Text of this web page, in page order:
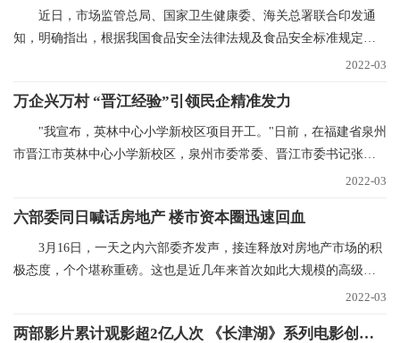
近日，市场监管总局、国家卫生健康委、海关总署联合印发通
知，明确指出，根据我国食品安全法律法规及食品安全标准规定，
2022-03
万企兴万村 “晋江经验”引领民企精准发力
"我宣布，英林中心小学新校区项目开工。"日前，在福建省泉州
市晋江市英林中心小学新校区，泉州市委常委、晋江市委书记张文
2022-03
六部委同日喊话房地产 楼市资本圈迅速回血
3月16日，一天之内六部委齐发声，接连释放对房地产市场的积
极态度，个个堪称重磅。这也是近几年来首次如此大规模的高级别
2022-03
两部影片累计观影超2亿人次 《长津湖》系列电影创纪录